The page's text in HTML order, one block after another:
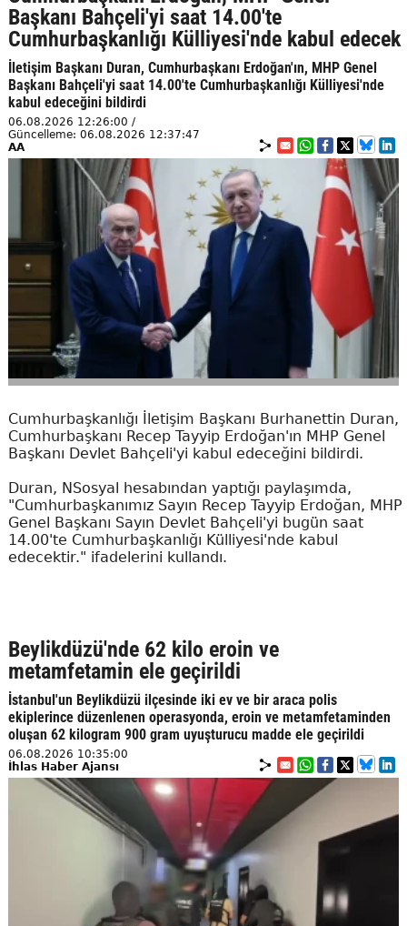
Başkanı Bahçeli'yi saat 14.00'te
Cumhurbaşkanlığı Külliyesi'nde kabul edecek
İletişim Başkanı Duran, Cumhurbaşkanı Erdoğan'ın, MHP Genel
Başkanı Bahçeli'yi saat 14.00'te Cumhurbaşkanlığı Külliyesi'nde
kabul edeceğini bildirdi
06.08.2026 12:26:00 /
Güncelleme: 06.08.2026 12:37:47
AA
Cumhurbaşkanlığı İletişim Başkanı Burhanettin Duran,
Cumhurbaşkanı Recep Tayyip Erdoğan'ın MHP Genel
Başkanı Devlet Bahçeli'yi kabul edeceğini bildirdi.
Duran, NSosyal hesabından yaptığı paylaşımda,
"Cumhurbaşkanımız Sayın Recep Tayyip Erdoğan, MHP
Genel Başkanı Sayın Devlet Bahçeli'yi bugün saat
14.00'te Cumhurbaşkanlığı Külliyesi'nde kabul
edecektir." ifadelerini kullandı.
Beylikdüzü'nde 62 kilo eroin ve
metamfetamin ele geçirildi
İstanbul'un Beylikdüzü ilçesinde iki ev ve bir araca polis
ekiplerince düzenlenen operasyonda, eroin ve metamfetaminden
oluşan 62 kilogram 900 gram uyuşturucu madde ele geçirildi
06.08.2026 10:35:00
İhlas Haber Ajansı